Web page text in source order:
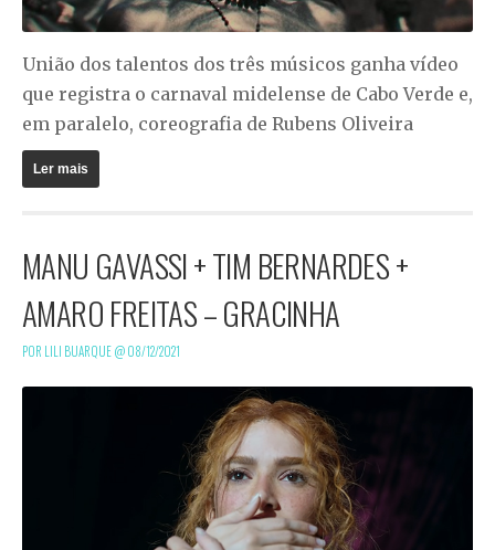
União dos talentos dos três músicos ganha vídeo
que registra o carnaval midelense de Cabo Verde e,
em paralelo, coreografia de Rubens Oliveira
Ler mais
MANU GAVASSI + TIM BERNARDES +
AMARO FREITAS – GRACINHA
POR LILI BUARQUE @08/12/2021